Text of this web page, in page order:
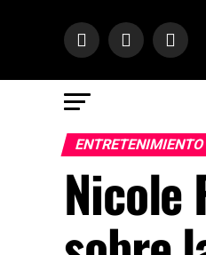
ENTRETENIMIENTO
Nicole